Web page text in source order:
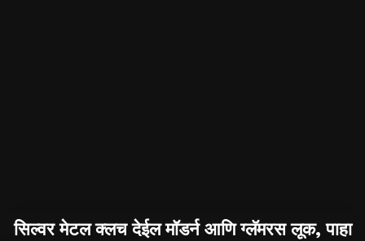
सिल्वर मेटल क्लच देईल मॉडर्न आणि ग्लॅमरस लूक, पाहा